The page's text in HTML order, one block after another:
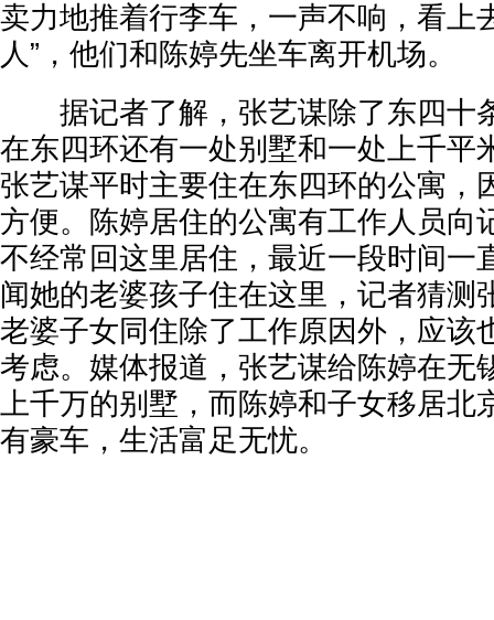
卖力地推着行李车，一声不响，看上
人”，他们和陈婷先坐车离开机场。
据记者了解，张艺谋除了东四十
在东四环还有一处别墅和一处上千平
张艺谋平时主要住在东四环的公寓，
方便。陈婷居住的公寓有工作人员向
不经常回这里居住，最近一段时间一
闻她的老婆孩子住在这里，记者猜测
老婆子女同住除了工作原因外，应该
考虑。媒体报道，张艺谋给陈婷在无
上千万的别墅，而陈婷和子女移居北
有豪车，生活富足无忧。